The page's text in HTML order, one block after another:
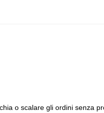
o scalare gli ordini senza